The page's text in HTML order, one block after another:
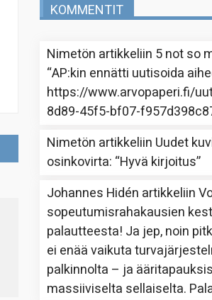
KOMMENTIT
Nimetön artikkeliin 5 not so
“AP:kin ennätti uutisoida
https://www.arvopaperi.fi/
8d89-45f5-bf07-
Nimetön artikkeliin Uudet
osinkovirta: “Hyvä kirjoitus”
Johannes Hidén artikkeliin
sopeutumisrahakausien
palautteesta! Ja jep, noin
ei enää vaikuta
palkinnolta – ja
massiiviselta sellaiselta.